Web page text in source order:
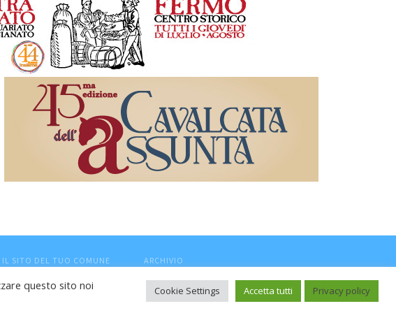
IL SITO DEL TUO COMUNE ARCHIVIO
giornalistica, aut. Trib.Fermo n.04/2010 del 05/08/2010
questo sito noi
Cookie Settings Accetta tutti Privacy policy